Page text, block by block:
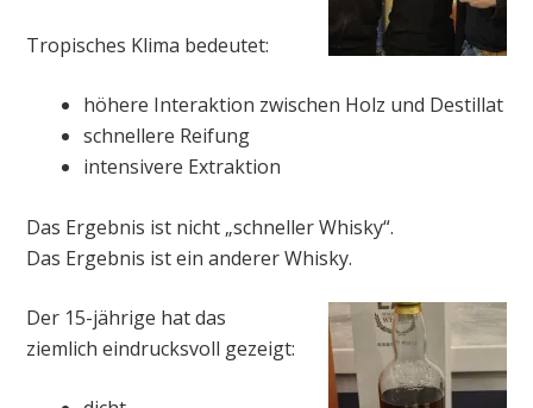
Tropisches Klima bedeutet:
höhere Interaktion zwischen Holz und Destillat
schnellere Reifung
intensivere Extraktion
Das Ergebnis ist nicht „schneller Whisky“.
Das Ergebnis ist ein anderer Whisky.
Der 15-jährige hat das
ziemlich eindrucksvoll gezeigt: